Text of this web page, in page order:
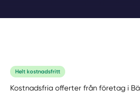
Helt kostnadsfritt
Kostnadsfria offerter från företag i